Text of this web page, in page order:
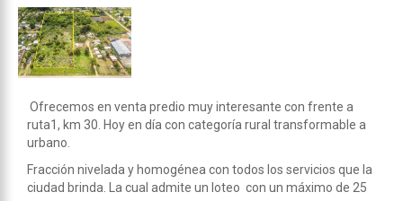
Ofrecemos en venta predio muy interesante con frente a
ruta1, km 30. Hoy en día con categoría rural transformable a
urbano.
Fracción nivelada y homogénea con todos los servicios que la
ciudad brinda. La cual admite un loteo con un máximo de 25